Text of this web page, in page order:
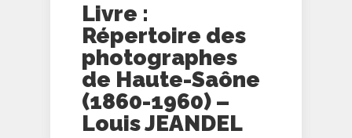
Livre :
Répertoire des
photographes
de Haute-Saône
(1860-1960) –
Louis JEANDEL